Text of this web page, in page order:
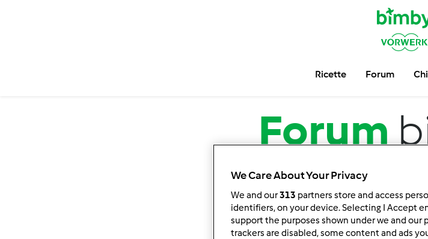
Ricette Forum
Forum
We Care About Your Privacy
We and our313 partners store and access
identifiers, on your device. Selecting I Accept
support the purposes shown under we and our
trackers are disabled, some content and ads